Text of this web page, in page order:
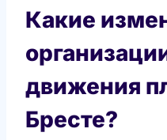
Какие
движения
Бресте?